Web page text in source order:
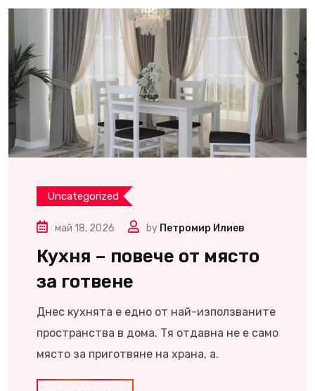
Uncategorized
май 18, 2026 by Петромир Илиев
Кухня – повече от място
за готвене
Днес кухнята е едно от най-използваните
пространства в дома. Тя отдавна не е само
място за приготвяне на храна, а.